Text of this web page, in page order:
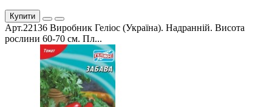
Купити
Арт.22136 Виробник Геліос (Україна). Надранній. Висота
рослини 60-70 см. Пл...